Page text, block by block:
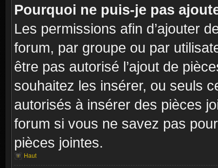
Pourquoi ne puis-je pas
Les permissions afin d’ajouter
forum, par groupe ou par
être pas autorisé l’ajout de
souhaitez les insérer, ou seuls
autorisés à insérer des pièces
forum si vous ne savez pas
pièces jointes.
Haut